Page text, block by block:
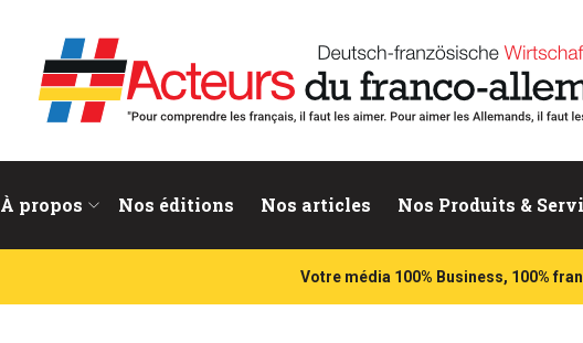
Acteurs du franco-allemand
À propos Nos éditions Nos articles Nos Produits &
Votre média 100% Business, 100%